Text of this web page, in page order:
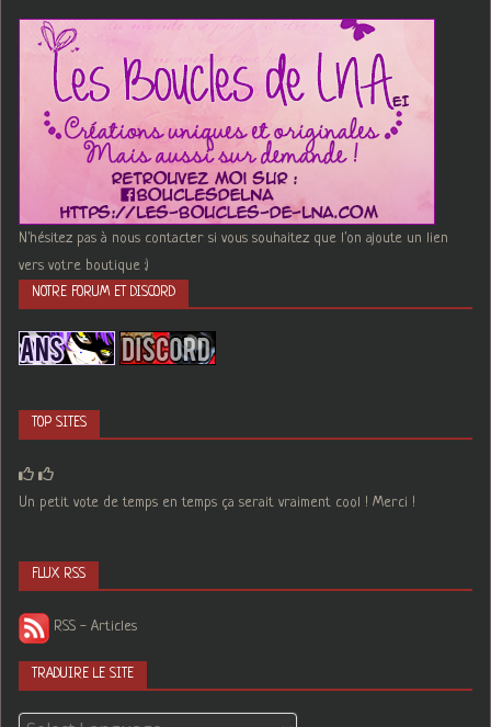
N'hésitez pas à nous contacter si vous souhaitez que l'on ajoute un lien
vers votre boutique :)
NOTRE FORUM ET DISCORD
TOP SITES
Un petit vote de temps en temps ça serait vraiment cool ! Merci !
FLUX RSS
RSS - Articles
TRADUIRE LE SITE